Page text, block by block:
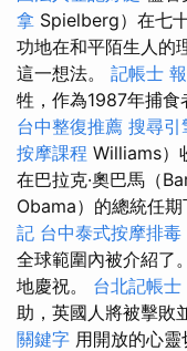
拿 Spielberg）在七
功地在和平陌生人的
這一想法。 記帳士
牲，作為1987年捕食
台中整復推薦 搜尋引
按摩課程 Williams）
在巴拉克·奧巴馬（
Obama）的總統任期
記 台中泰式按摩排毒
全球範圍內被介紹了
地慶祝。 台北記帳士
助，英國人將被擊敗
關鍵字 用開放的心